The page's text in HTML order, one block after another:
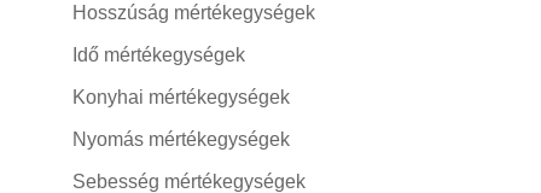
Hosszúság mértékegységek
Idő mértékegységek
Konyhai mértékegységek
Nyomás mértékegységek
Sebesség mértékegységek